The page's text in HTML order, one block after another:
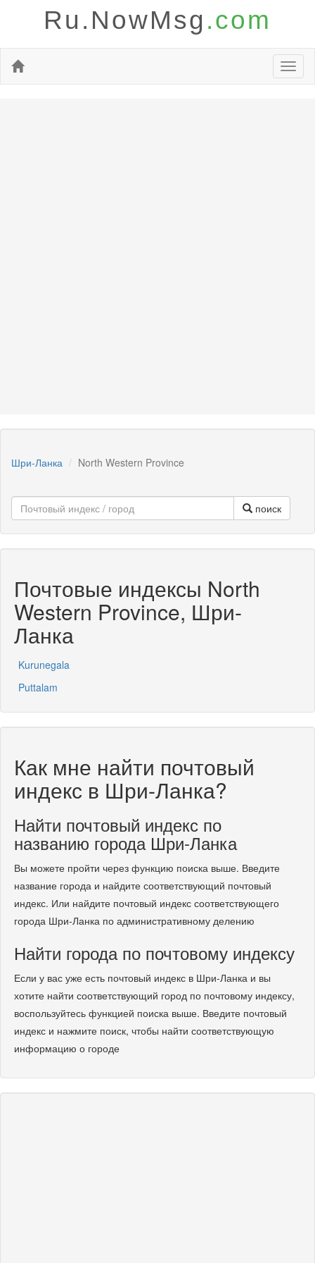
Ru.NowMsg.com
Шри-Ланка North Western Province
поиск
Почтовые индексы North
Western Province, Шри-
Ланка
Kurunegala
Puttalam
Как мне найти почтовый
индекс в Шри-Ланка?
Найти почтовый индекс по
названию города Шри-Ланка
Вы можете пройти через функцию поиска выше. Введите
название города и найдите соответствующий почтовый
индекс. Или найдите почтовый индекс соответствующего
города Шри-Ланка по административному делению
Найти города по почтовому индексу
Если у вас уже есть почтовый индекс в Шри-Ланка и вы
хотите найти соответствующий город по почтовому индексу,
воспользуйтесь функцией поиска выше. Введите почтовый
индекс и нажмите поиск, чтобы найти соответствующую
информацию о городе